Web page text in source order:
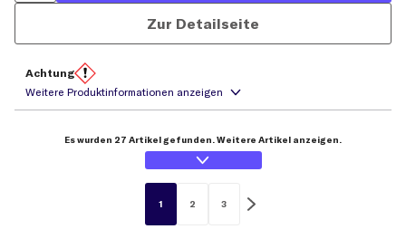
Zur Detailseite
Achtung
Es wurden 27 Artikel gefunden. Weitere Artikel anzeigen.
1 2 3